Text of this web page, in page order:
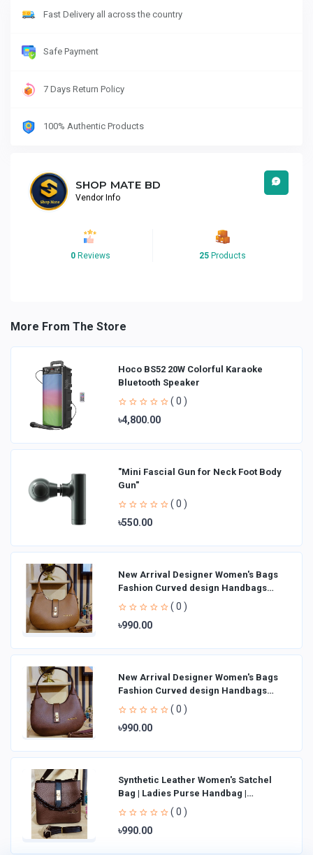
Fast Delivery all across the country
Safe Payment
7 Days Return Policy
100% Authentic Products
SHOP MATE BD
Vendor Info
0 Reviews 25 Products
More From The Store
Hoco BS52 20W Colorful Karaoke
Bluetooth Speaker
( 0 )
৳4,800.00
"Mini Fascial Gun for Neck Foot Body
Gun"
( 0 )
৳550.00
New Arrival Designer Women′s Bags
Fashion Curved design Handbags
Shoulder Bag La
( 0 )
৳990.00
New Arrival Designer Women′s Bags
Fashion Curved design Handbags
Shoulder Bag La
( 0 )
৳990.00
Synthetic Leather Women's Satchel
Bag | Ladies Purse Handbag |
Handheld Bag | Sl
( 0 )
৳990.00